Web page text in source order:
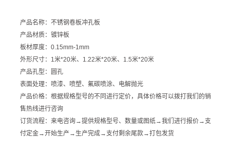
产品名称：不锈钢卷板冲孔板
产品材质：镀锌板
板材厚度：0.15mm-1mm
外形尺寸：1米*20米、1.22米*20米、1.5米*20米
产品孔型：圆孔
表面处理：喷漆、喷塑、氟碳喷涂、电解抛光
产品价格：根据规格型号的不同进行定价，具体价格可以拨打我们的销
售热线进行咨询
订货流程：来电咨询→提供规格型号、数量或图纸→我们进行报价→支
付定金→开始生产→生产完成→支付剩余尾款→打包发货